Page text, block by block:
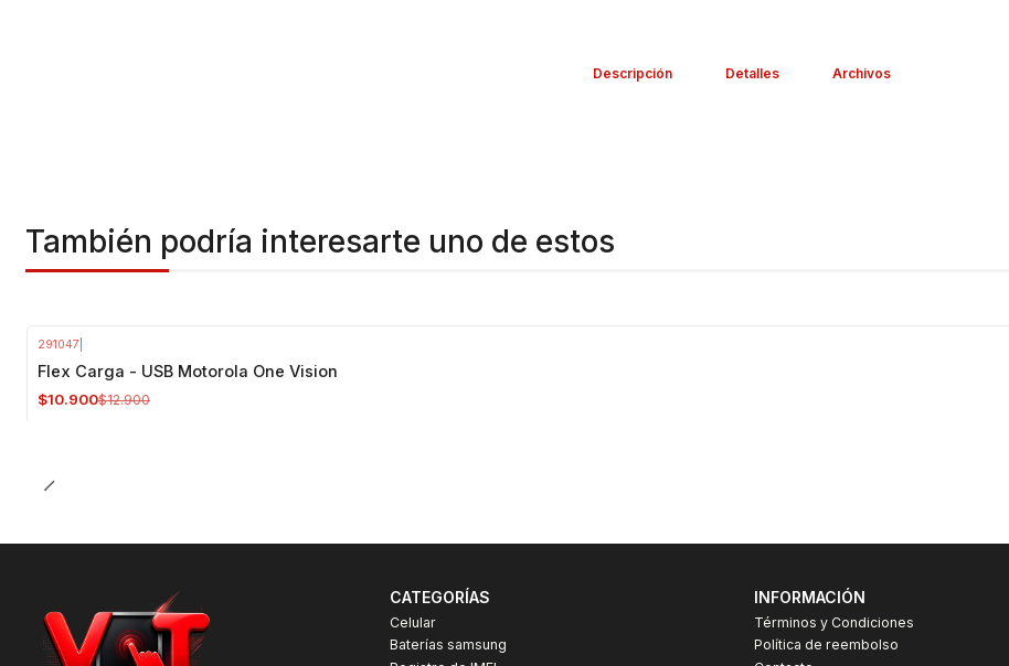
Descripción Detalles Archivos
También podría interesarte uno de estos
291047
Flex Carga - USB Motorola One Vision
$10.900$12.900
CATEGORÍAS
Celular
Baterías samsung
INFORMACIÓN
Términos y Condiciones
Política de reembolso